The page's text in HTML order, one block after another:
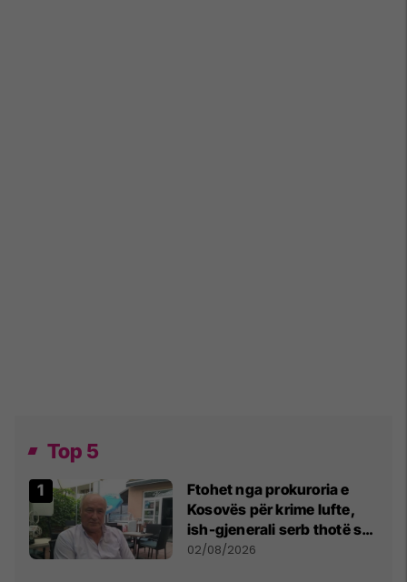
Top 5
Ftohet nga prokuroria e
Kosovës për krime lufte,
ish-gjenerali serb thotë se
dikush e tradhtoi në
02/08/2026